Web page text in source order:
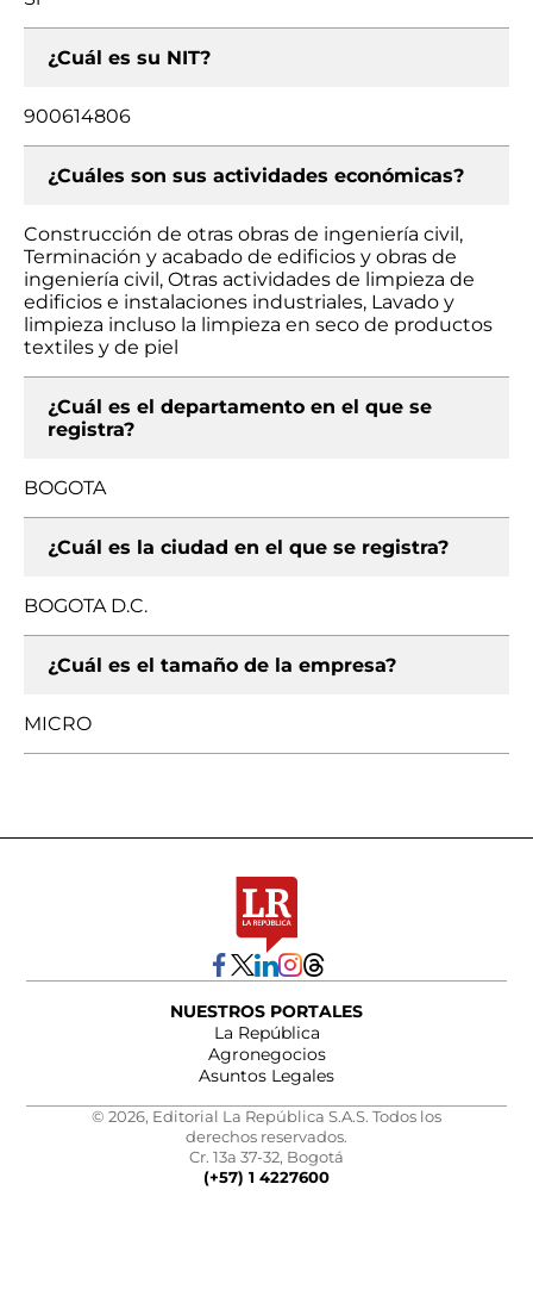
¿Cuál es su NIT?
900614806
¿Cuáles son sus actividades económicas?
Construcción de otras obras de ingeniería civil,
Terminación y acabado de edificios y obras de
ingeniería civil, Otras actividades de limpieza de
edificios e instalaciones industriales, Lavado y
limpieza incluso la limpieza en seco de productos
textiles y de piel
¿Cuál es el departamento en el que se
registra?
BOGOTA
¿Cuál es la ciudad en el que se registra?
BOGOTA D.C.
¿Cuál es el tamaño de la empresa?
MICRO
NUESTROS PORTALES
La República
Agronegocios
Asuntos Legales
© 2026, Editorial La República S.A.S. Todos los
derechos reservados.
Cr. 13a 37-32, Bogotá
(+57) 1 4227600